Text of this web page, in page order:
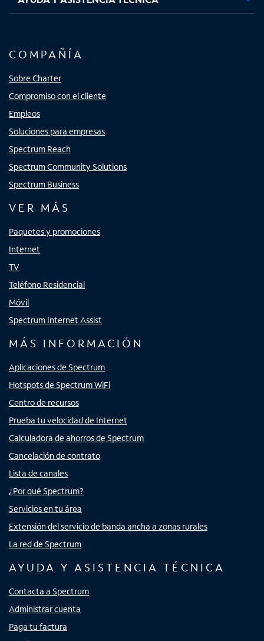
COMPAÑÍA
Sobre Charter
Compromiso con el cliente
Empleos
Soluciones para empresas
Spectrum Reach
Spectrum Community Solutions
Spectrum Business
VER MÁS
Paquetes y promociones
Internet
TV
Teléfono Residencial
Móvil
Spectrum Internet Assist
MÁS INFORMACIÓN
Aplicaciones de Spectrum
Hotspots de Spectrum WiFi
Centro de recursos
Prueba tu velocidad de Internet
Calculadora de ahorros de Spectrum
Cancelación de contrato
Lista de canales
¿Por qué Spectrum?
Servicios en tu área
Extensión del servicio de banda ancha a zonas rurales
La red de Spectrum
AYUDA Y ASISTENCIA TÉCNICA
Contacta a Spectrum
Administrar cuenta
Paga tu factura